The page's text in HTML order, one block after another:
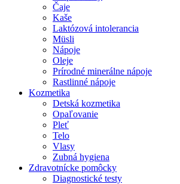
Čaje
Kaše
Laktózová intolerancia
Müsli
Nápoje
Oleje
Prírodné minerálne nápoje
Rastlinné nápoje
Kozmetika
Detská kozmetika
Opaľovanie
Pleť
Telo
Vlasy
Zubná hygiena
Zdravotnícke pomôcky
Diagnostické testy